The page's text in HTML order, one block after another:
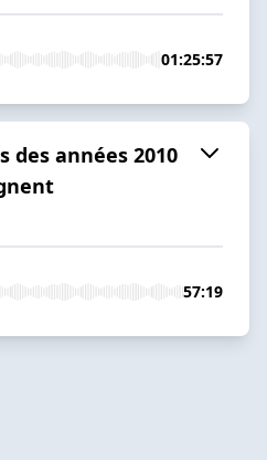
01:25:57
des années 2010
57:19